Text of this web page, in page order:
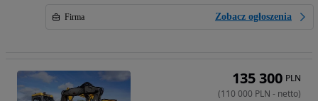
Firma Zobacz ogłoszenia
135 300 PLN
(110 000 PLN - netto)